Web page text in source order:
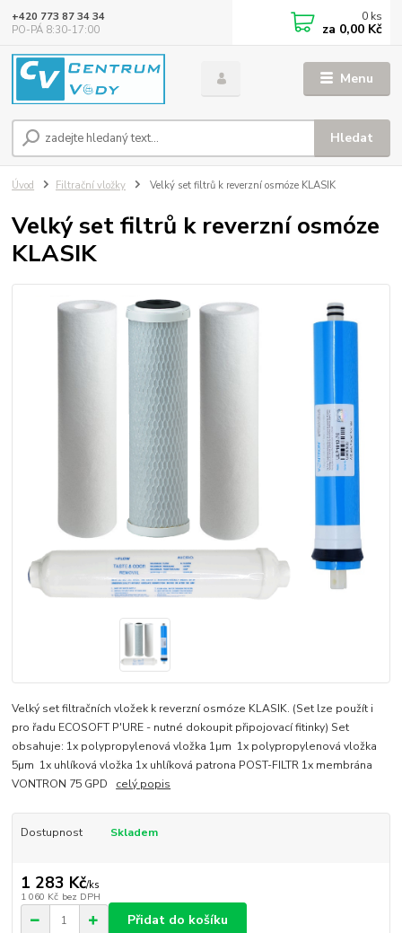
Menu
Hledat
+420 773 87 34 34
PO-PÁ 8:30-17:00
0 ks
za 0,00 Kč
Úvod Filtrační vložky Velký set filtrů k reverzní osmóze KLASIK
Velký set filtrů k reverzní osmóze
KLASIK
Velký set filtračních vložek k reverzní osmóze KLASIK. (Set lze použít i
pro řadu ECOSOFT P′URE - nutné dokoupit připojovací fitinky) Set
obsahuje: 1x polypropylenová vložka 1µm 1x polypropylenová vložka
5µm 1x uhlíková vložka 1x uhlíková patrona POST-FILTR 1x membrána
VONTRON 75 GPD celý popis
Dostupnost Skladem
1 283 Kč/ks
1 060 Kč bez DPH
Přidat do košíku